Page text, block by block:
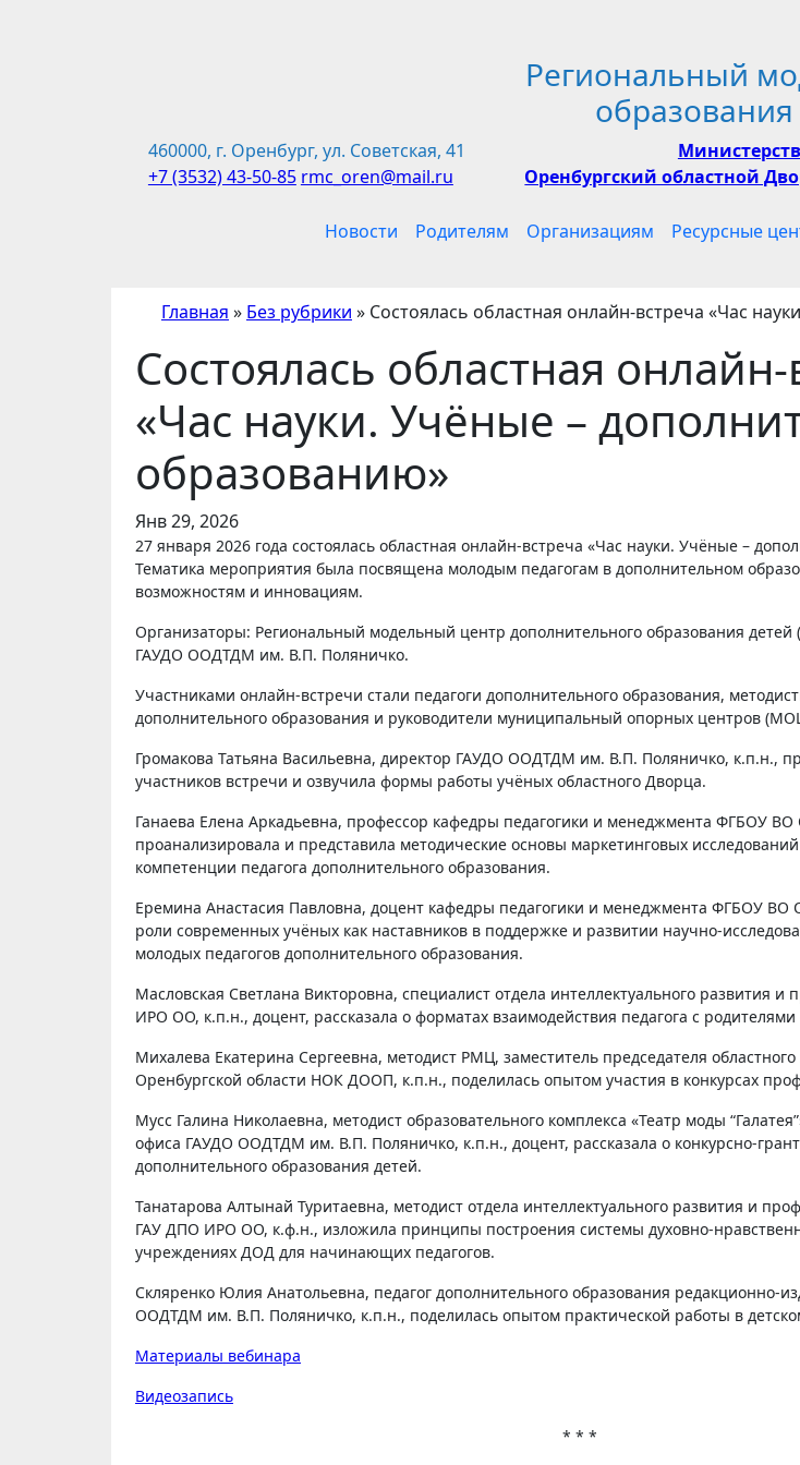
Региональный
образования
460000, г. Оренбург, ул. Советская, 41
+7 (3532) 43-50-85 rmc_oren@mail.ru
Оренбургский областной
Новости Родителям Организациям Ресурсные
Главная » Без рубрики » Состоялась областная онлайн-встреча «Час
Состоялась областная
«Час науки. Учёные –
образованию»
Янв 29, 2026
27 января 2026 года состоялась областная онлайн-встреча «Час науки. Учёные – дополнительному образованию».
Тематика мероприятия была посвящена молодым педагогам в дополнительном
возможностям и инновациям.
Организаторы: Региональный модельный центр дополнительного образования детей
ГАУДО ООДТДМ им. В.П. Поляничко.
Участниками онлайн-встречи стали педагоги дополнительного образования,
дополнительного образования и руководители муниципальный опорных центров
Громакова Татьяна Васильевна, директор ГАУДО ООДТДМ им. В.П. Поляничко, к.п.н.,
участников встречи и озвучила формы работы учёных областного Дворца.
Ганаева Елена Аркадьевна, профессор кафедры педагогики и менеджмента ФГБОУ
проанализировала и представила методические основы маркетинговых
компетенции педагога дополнительного образования.
Еремина Анастасия Павловна, доцент кафедры педагогики и менеджмента ФГБОУ ВО
роли современных учёных как наставников в поддержке и развитии научно-
молодых педагогов дополнительного образования.
Масловская Светлана Викторовна, специалист отдела интеллектуального развития
ИРО ОО, к.п.н., доцент, рассказала о форматах взаимодействия педагога с
Михалева Екатерина Сергеевна, методист РМЦ, заместитель председателя областного
Оренбургской области НОК ДООП, к.п.н., поделилась опытом участия в конкурсах
Мусс Галина Николаевна, методист образовательного комплекса «Театр моды
офиса ГАУДО ООДТДМ им. В.П. Поляничко, к.п.н., доцент, рассказала о конкурсно-
дополнительного образования детей.
Танатарова Алтынай Туритаевна, методист отдела интеллектуального развития и
ГАУ ДПО ИРО ОО, к.ф.н., изложила принципы построения системы духовно-
учреждениях ДОД для начинающих педагогов.
Скляренко Юлия Анатольевна, педагог дополнительного образования редакционно-
ООДТДМ им. В.П. Поляничко, к.п.н., поделилась опытом практической работы в
Материалы вебинара
Видеозапись
* * *